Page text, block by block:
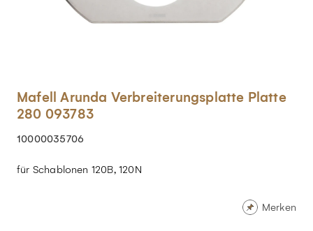
Mafell Arunda Verbreiterungsplatte Platte
280 093783
10000035706
für Schablonen 120B, 120N
Merken